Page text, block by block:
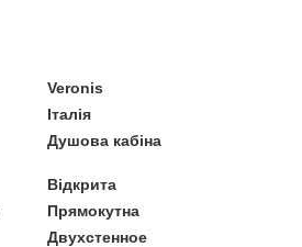
Veronis
Італія
Душова кабіна
Відкрита
Прямокутна
Двухстенное